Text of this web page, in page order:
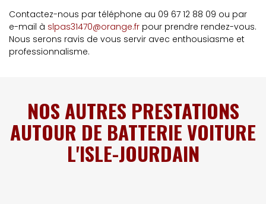
Contactez-nous par téléphone au 09 67 12 88 09 ou par
e-mail à slpas31470@orange.fr pour prendre rendez-vous.
Nous serons ravis de vous servir avec enthousiasme et
professionnalisme.
NOS AUTRES PRESTATIONS
AUTOUR DE BATTERIE VOITURE
L'ISLE-JOURDAIN